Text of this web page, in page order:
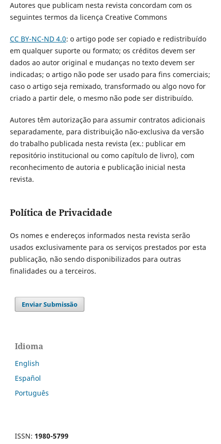
Autores que publicam nesta revista concordam com os
seguintes termos da licença Creative Commons
CC BY-NC-ND 4.0: o artigo pode ser copiado e redistribuído
em qualquer suporte ou formato; os créditos devem ser
dados ao autor original e mudanças no texto devem ser
indicadas; o artigo não pode ser usado para fins comerciais;
caso o artigo seja remixado, transformado ou algo novo for
criado a partir dele, o mesmo não pode ser distribuído.
Autores têm autorização para assumir contratos adicionais
separadamente, para distribuição não-exclusiva da versão
do trabalho publicada nesta revista (ex.: publicar em
repositório institucional ou como capítulo de livro), com
reconhecimento de autoria e publicação inicial nesta
revista.
Política de Privacidade
Os nomes e endereços informados nesta revista serão
usados exclusivamente para os serviços prestados por esta
publicação, não sendo disponibilizados para outras
finalidades ou a terceiros.
Enviar Submissão
Idioma
English
Español
Português
ISSN: 1980-5799